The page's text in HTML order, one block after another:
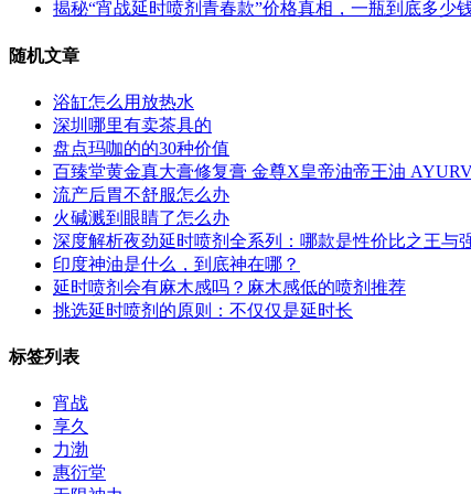
揭秘“宵战延时喷剂青春款”价格真相，一瓶到底多少
随机文章
浴缸怎么用放热水
深圳哪里有卖茶具的
盘点玛咖的的30种价值
百臻堂黄金真大膏修复膏 金尊X皇帝油帝王油
流产后胃不舒服怎么办
火碱溅到眼睛了怎么办
深度解析夜劲延时喷剂全系列：哪款是性价比之王与
印度神油是什么，到底神在哪？
延时喷剂会有麻木感吗？麻木感低的喷剂推荐
挑选延时喷剂的原则：不仅仅是延时长
标签列表
宵战
享久
力渤
惠衍堂